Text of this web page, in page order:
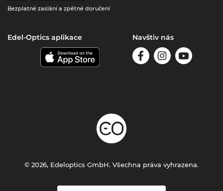
Bezplatné zaslání a zpětné doručení
Edel-Optics aplikace Navštiv nás
© 2026, Edeloptics GmbH. Všechna práva vyhrazena.